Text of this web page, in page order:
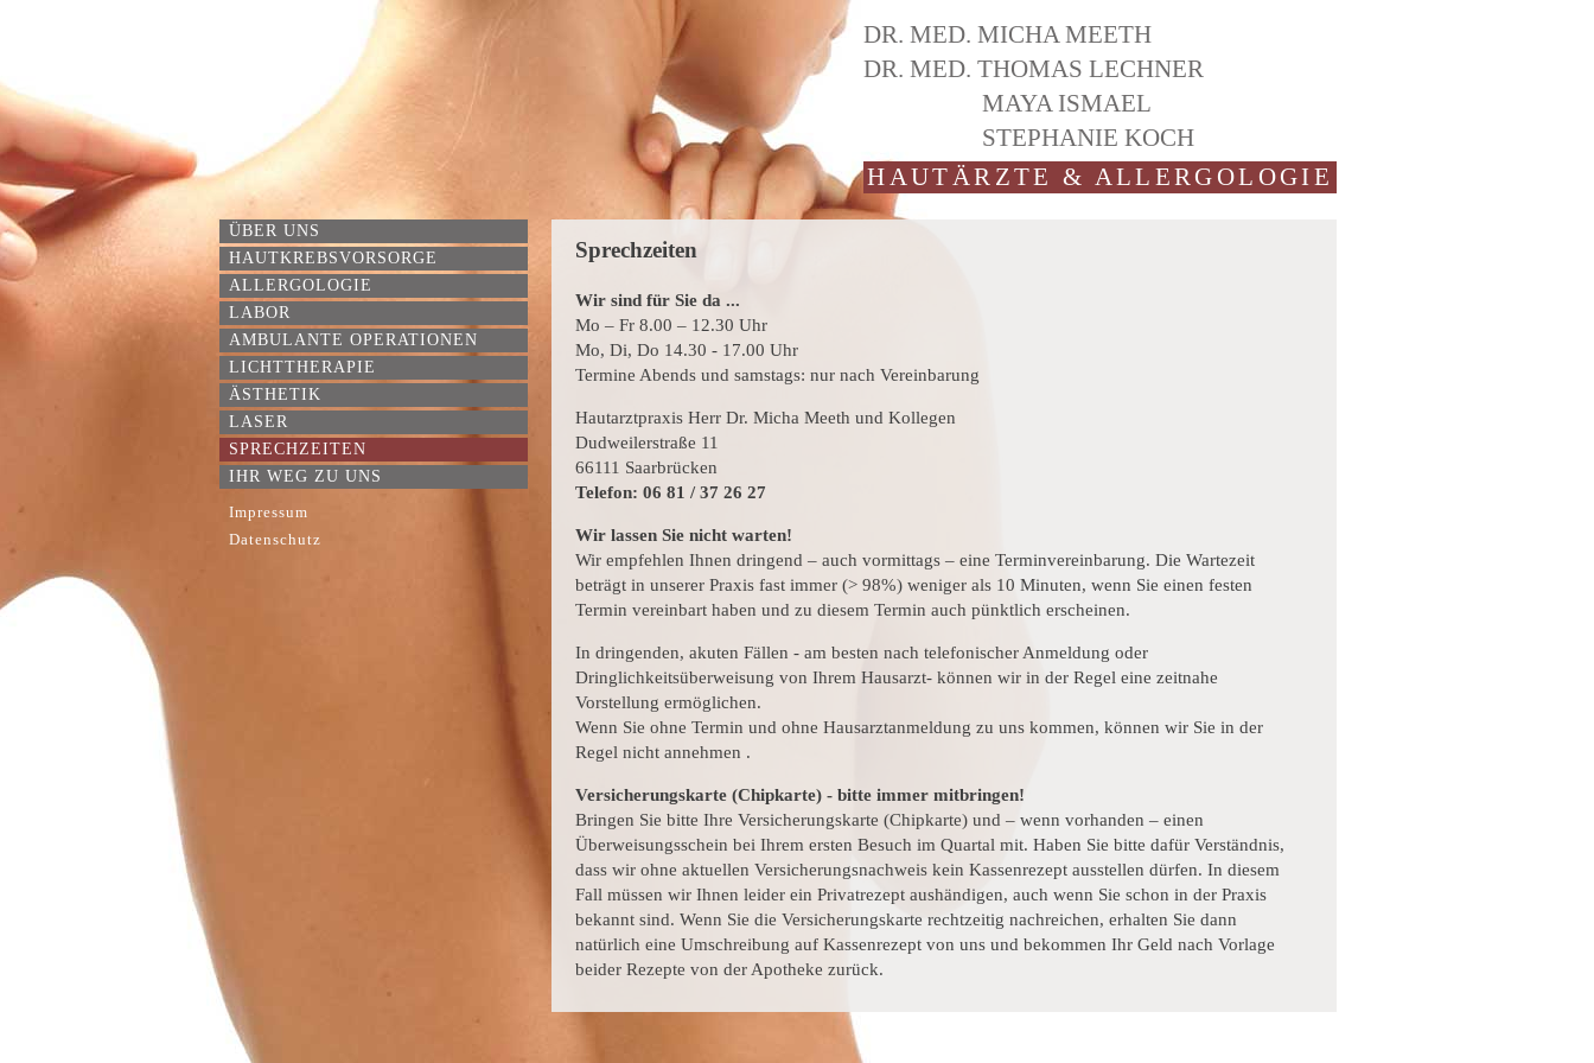
DR. MED.MICHA MEETH
DR. MED.THOMAS LECHNER
MAYA ISMAEL
STEPHANIE KOCH
HAUTÄRZTE & ALLERGOLOGIE
ÜBER UNS
HAUTKREBSVORSORGE
ALLERGOLOGIE
LABOR
AMBULANTE OPERATIONEN
LICHTTHERAPIE
ÄSTHETIK
LASER
SPRECHZEITEN
IHR WEG ZU UNS
Impressum
Datenschutz
Sprechzeiten
Wir sind für Sie da ...
Mo – Fr 8.00 – 12.30 Uhr
Mo, Di, Do 14.30 - 17.00 Uhr
Termine Abends und samstags: nur nach Vereinbarung
Hautarztpraxis Herr Dr. Micha Meeth und Kollegen
Dudweilerstraße 11
66111 Saarbrücken
Telefon: 06 81 / 37 26 27
Wir lassen Sie nicht warten!
Wir empfehlen Ihnen dringend – auch vormittags – eine Terminvereinbarung. Die Wartezeit
beträgt in unserer Praxis fast immer (> 98%) weniger als 10 Minuten, wenn Sie einen festen
Termin vereinbart haben und zu diesem Termin auch pünktlich erscheinen.
In dringenden, akuten Fällen - am besten nach telefonischer Anmeldung oder
Dringlichkeitsüberweisung von Ihrem Hausarzt- können wir in der Regel eine zeitnahe
Vorstellung ermöglichen.
Wenn Sie ohne Termin und ohne Hausarztanmeldung zu uns kommen, können wir Sie in der
Regel nicht annehmen .
Versicherungskarte (Chipkarte) - bitte immer mitbringen!
Bringen Sie bitte Ihre Versicherungskarte (Chipkarte) und – wenn vorhanden – einen
Überweisungsschein bei Ihrem ersten Besuch im Quartal mit. Haben Sie bitte dafür Verständnis,
dass wir ohne aktuellen Versicherungsnachweis kein Kassenrezept ausstellen dürfen. In diesem
Fall müssen wir Ihnen leider ein Privatrezept aushändigen, auch wenn Sie schon in der Praxis
bekannt sind. Wenn Sie die Versicherungskarte rechtzeitig nachreichen, erhalten Sie dann
natürlich eine Umschreibung auf Kassenrezept von uns und bekommen Ihr Geld nach Vorlage
beider Rezepte von der Apotheke zurück.